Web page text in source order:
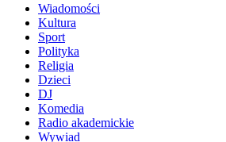
Wiadomości
Kultura
Sport
Polityka
Religia
Dzieci
DJ
Komedia
Radio akademickie
Wywiad